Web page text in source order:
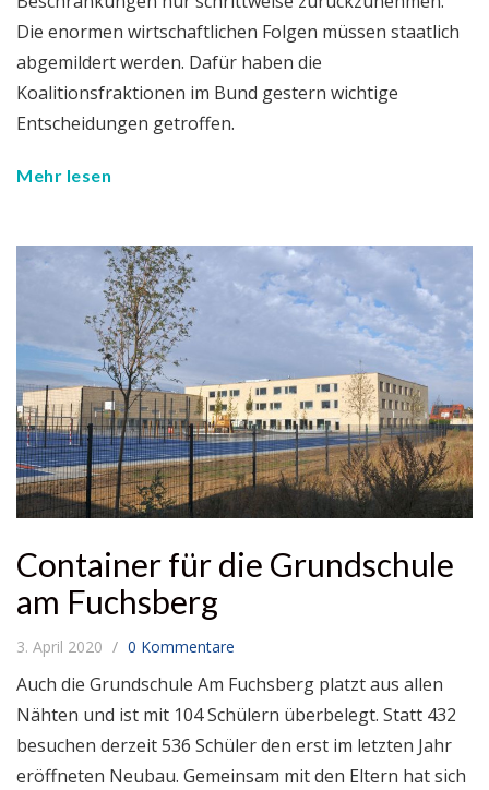
Die enormen wirtschaftlichen Folgen müssen staatlich
abgemildert werden. Dafür haben die
Koalitionsfraktionen im Bund gestern wichtige
Entscheidungen getroffen.
Mehr lesen
Container für die Grundschule
am Fuchsberg
3. April 2020 0 Kommentare
Auch die Grundschule Am Fuchsberg platzt aus allen
Nähten und ist mit 104 Schülern überbelegt. Statt 432
besuchen derzeit 536 Schüler den erst im letzten Jahr
eröffneten Neubau. Gemeinsam mit den Eltern hat sich